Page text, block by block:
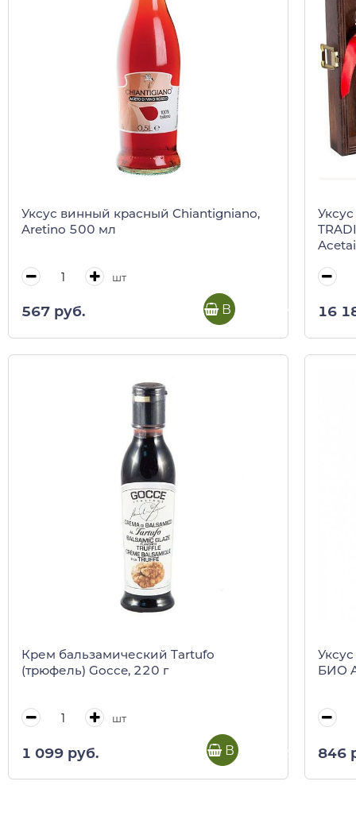
Уксус винный красный Chiantigniano,
Aretino 500 мл
шт
567 руб. В корзину 16
Крем бальзамический Tartufo
(трюфель) Gocce, 220 г
шт
1 099 руб. В корзину
БИО
846